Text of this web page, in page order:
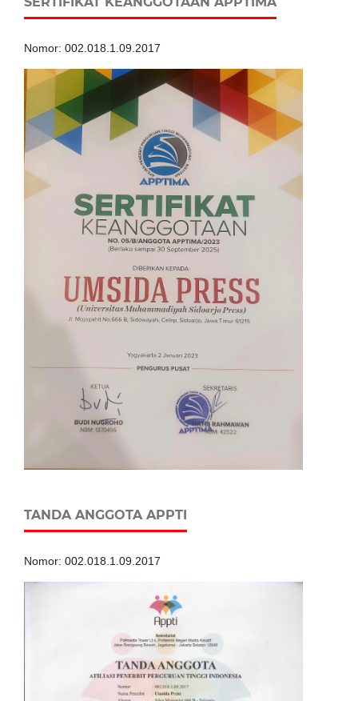
Nomor: 002.018.1.09.2017
TANDA ANGGOTA APPTI
Nomor: 002.018.1.09.2017